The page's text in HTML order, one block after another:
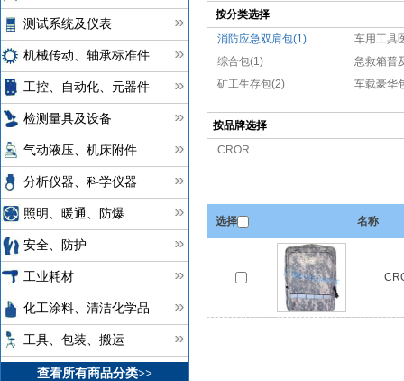
测试系统及仪表
机械传动、轴承标准件
工控、自动化、元器件
检测量具及设备
气动液压、机床附件
分析仪器、科学仪器
照明、暖通、防爆
安全、防护
工业耗材
化工涂料、清洁化学品
工具、包装、搬运
查看所有商品分类>>
按分类选择
消防应急双肩包(1)
车用工具
综合包(1)
急救箱普
矿工生存包(2)
车载豪华
按品牌选择
CROR
选择 名称